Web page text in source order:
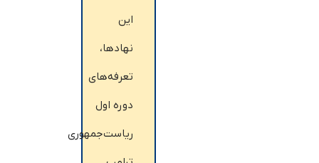
این
نهادها،
تعرفه‌های
دوره اول
ریاست‌جمهوری